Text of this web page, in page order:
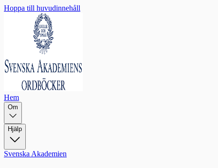
Hoppa till huvudinnehåll
Hem
Om
Hjälp
Svenska Akademien